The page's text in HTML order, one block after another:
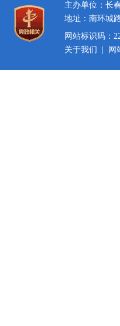
主办单位：长
地址：南环城
网站标识码：
关于我们
网